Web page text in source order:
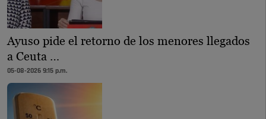
Ayuso pide el retorno de los menores llegados
a Ceuta …
05-08-2026 9:15 p.m.